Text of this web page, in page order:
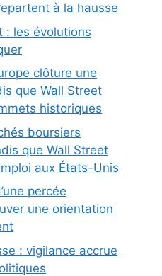
à la hausse
: les évolutions
clôture une
que Wall Street
historiques
boursiers
que Wall Street
aux États-Unis
percée
une orientation
: vigilance accrue